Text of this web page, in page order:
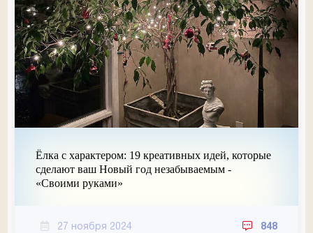
Ёлка с характером: 19 креативных идей, которые
сделают ваш Новый год незабываемым -
«Своими руками»
27 ноября 2024 848